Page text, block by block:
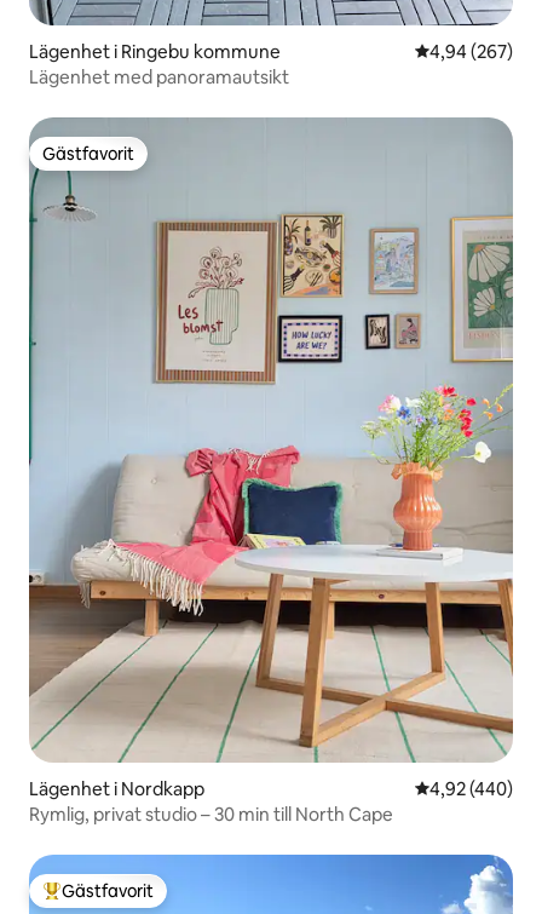
Lägenhet i Ringebu kommune 4,94 av 5 i
4,94 (267)
Lägenhet med panoramautsikt
Gästfavorit
Gästfavorit
Lägenhet i Nordkapp 4,92 av 5 i
4,92 (440)
Rymlig, privat studio – 30 min till North Cape
Populär gästfavorit
Gästfavorit